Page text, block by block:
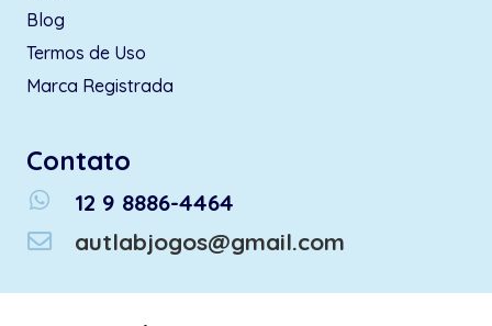
Blog
Termos de Uso
Marca Registrada
Contato
whatsapp
12 9 8886-4464
autlabjogos@gmail.com